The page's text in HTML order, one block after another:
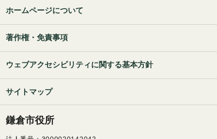
ホームページについて
著作権・免責事項
ウェブアクセシビリティに関する基本方針
サイトマップ
鎌倉市役所